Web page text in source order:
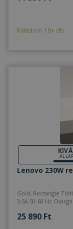
Raktáron 10+ db
Lenovo 230W
Gold, Rectangle Töltő csatlakozója, 230W Max. teljesítmény, 100-240V
3,5A 50-60 Hz
25 890 Ft